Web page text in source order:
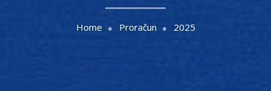
Home Proračun 2025